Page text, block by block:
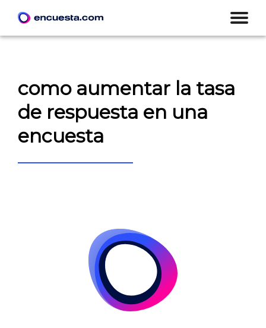
como aumentar la tasa
de respuesta en una
encuesta